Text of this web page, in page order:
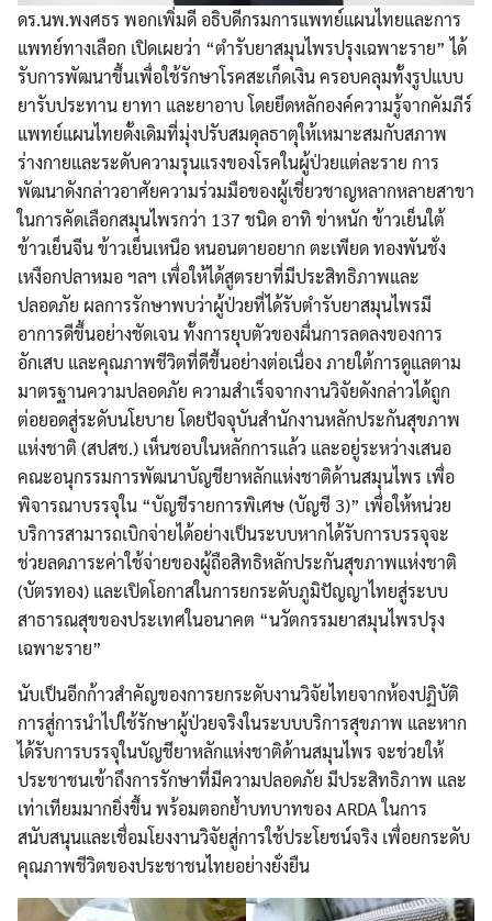
ดร.นพ.พงศธร พอกเพิ่มดี อธิบดีกรมการแพทย์แผนไทยและการ
แพทย์ทางเลือก เปิดเผยว่า “ตำรับยาสมุนไพรปรุงเฉพาะราย” ได้
รับการพัฒนาขึ้นเพื่อใช้รักษาโรคสะเก็ดเงิน ครอบคลุมทั้งรูปแบบ
ยารับประทาน ยาทา และยาอาบ โดยยึดหลักองค์ความรู้จากคัมภีร์
แพทย์แผนไทยดั้งเดิมที่มุ่งปรับสมดุลธาตุให้เหมาะสมกับสภาพ
ร่างกายและระดับความรุนแรงของโรคในผู้ป่วยแต่ละราย การ
พัฒนาดังกล่าวอาศัยความร่วมมือของผู้เชี่ยวชาญหลากหลายสาขา
ในการคัดเลือกสมุนไพรกว่า 137 ชนิด อาทิ ข่าหนัก ข้าวเย็นใต้
ข้าวเย็นจีน ข้าวเย็นเหนือ หนอนตายอยาก ตะเพียด ทองพันชั่ง
เหงือกปลาหมอ ฯลฯ เพื่อให้ได้สูตรยาที่มีประสิทธิภาพและ
ปลอดภัย ผลการรักษาพบว่าผู้ป่วยที่ได้รับตำรับยาสมุนไพรมี
อาการดีขึ้นอย่างชัดเจน ทั้งการยุบตัวของผื่นการลดลงของการ
อักเสบ และคุณภาพชีวิตที่ดีขึ้นอย่างต่อเนื่อง ภายใต้การดูแลตาม
มาตรฐานความปลอดภัย ความสำเร็จจากงานวิจัยดังกล่าวได้ถูก
ต่อยอดสู่ระดับนโยบาย โดยปัจจุบันสำนักงานหลักประกันสุขภาพ
แห่งชาติ (สปสช.) เห็นชอบในหลักการแล้ว และอยู่ระหว่างเสนอ
คณะอนุกรรมการพัฒนาบัญชียาหลักแห่งชาติด้านสมุนไพร เพื่อ
พิจารณาบรรจุใน “บัญชีรายการพิเศษ (บัญชี 3)” เพื่อให้หน่วย
บริการสามารถเบิกจ่ายได้อย่างเป็นระบบหากได้รับการบรรจุจะ
ช่วยลดภาระค่าใช้จ่ายของผู้ถือสิทธิหลักประกันสุขภาพแห่งชาติ
(บัตรทอง) และเปิดโอกาสในการยกระดับภูมิปัญญาไทยสู่ระบบ
สาธารณสุขของประเทศในอนาคต “นวัตกรรมยาสมุนไพรปรุง
เฉพาะราย”
นับเป็นอีกก้าวสำคัญของการยกระดับงานวิจัยไทยจากห้องปฏิบัติ
การสู่การนำไปใช้รักษาผู้ป่วยจริงในระบบบริการสุขภาพ และหาก
ได้รับการบรรจุในบัญชียาหลักแห่งชาติด้านสมุนไพร จะช่วยให้
ประชาชนเข้าถึงการรักษาที่มีความปลอดภัย มีประสิทธิภาพ และ
เท่าเทียมมากยิ่งขึ้น พร้อมตอกย้ำบทบาทของ ARDA ในการ
สนับสนุนและเชื่อมโยงงานวิจัยสู่การใช้ประโยชน์จริง เพื่อยกระดับ
คุณภาพชีวิตของประชาชนไทยอย่างยั่งยืน